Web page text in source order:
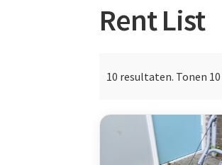
Rent List
10 resultaten. Tonen 10